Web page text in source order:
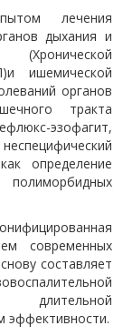
лечения
дыхания и
ишемической
органов
тракта
эзофагит,
определение
современных
составляет
длительной
эффективности.